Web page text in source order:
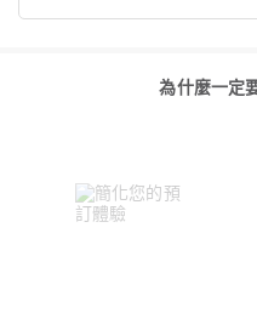
為什麼一定